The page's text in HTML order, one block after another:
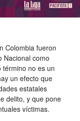
Colombia fueron
Nacional como
término no es un
un efecto que
estatales
delito, y que pone
víctimas.